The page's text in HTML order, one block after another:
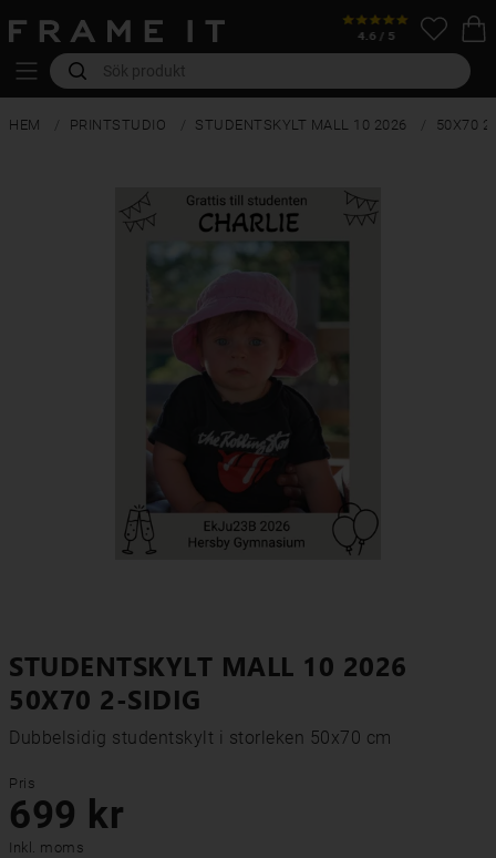
HEM PRINTSTUDIO STUDENTSKYLT MALL 10 2026 50X70
STUDENTSKYLT MALL 10 2026
50X70 2-SIDIG
Dubbelsidig studentskylt i storleken 50x70 cm
Pris
699 kr
Inkl. moms